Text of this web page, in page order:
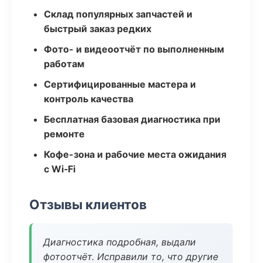
Склад популярных запчастей и
быстрый заказ редких
Фото- и видеоотчёт по выполненным
работам
Сертифицированные мастера и
контроль качества
Бесплатная базовая диагностика при
ремонте
Кофе-зона и рабочие места ожидания
с Wi‑Fi
Отзывы клиентов
Диагностика подробная, выдали
фотоотчёт. Исправили то, что другие